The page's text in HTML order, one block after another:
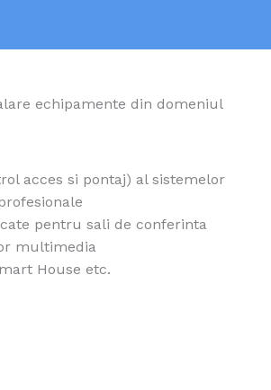
echipamente din domeniul
acces si pontaj) al sistemelor
pentru sali de conferinta
multimedia
House etc.